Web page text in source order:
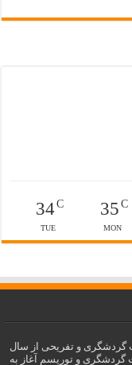
35C
MON
34C
TUE
گردشگری و تفریحی از سال
گردشگری و توریسم آغاز به